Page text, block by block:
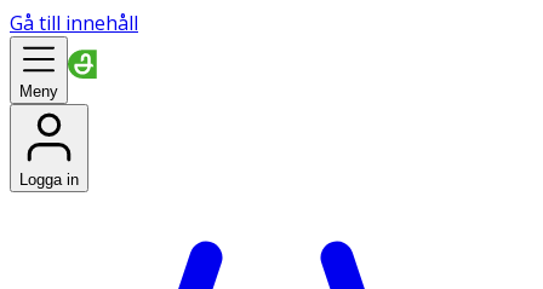
Gå till innehåll
Meny
Logga in